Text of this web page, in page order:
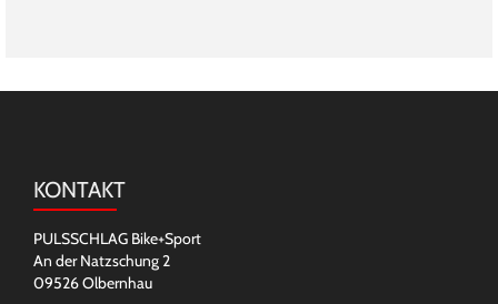
KONTAKT
PULSSCHLAG Bike+Sport
An der Natzschung 2
09526 Olbernhau